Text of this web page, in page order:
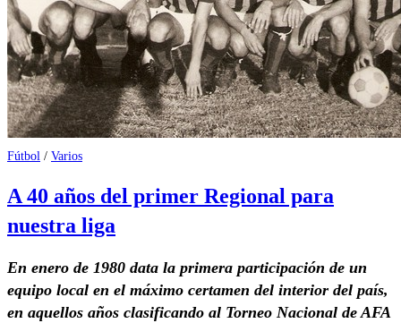
Fútbol / Varios
A 40 años del primer Regional para
nuestra liga
En enero de 1980 data la primera participación de un
equipo local en el máximo certamen del interior del país,
en aquellos años clasificando al Torneo Nacional de AFA